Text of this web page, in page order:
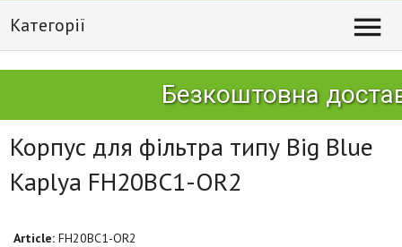
Категорії 
Безкоштовна
Корпус для фільтра типу Big Blue
Kaplya FH20BС1-OR2
Article: FH20BC1-OR2